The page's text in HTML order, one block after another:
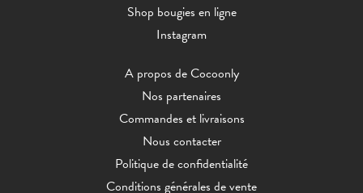
Shop bougies en ligne
Instagram
A propos de Cocoonly
Nos partenaires
Commandes et livraisons
Nous contacter
Politique de confidentialité
Conditions générales de vente